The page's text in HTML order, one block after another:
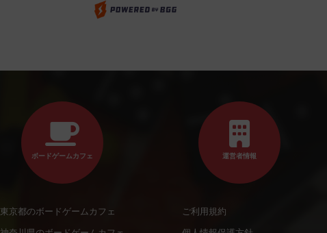
ボードゲームカフェ
東京都のボードゲームカフェ
運営者情報
ご利用規約